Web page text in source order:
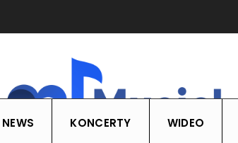
NEWS KONCERTY WIDEO